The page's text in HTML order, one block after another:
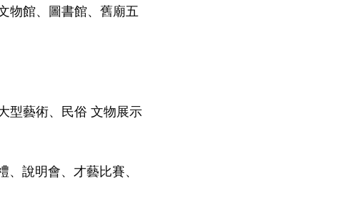
物館、圖書館、舊廟五
型藝術、民俗 文物展示
說明會、才藝比賽、